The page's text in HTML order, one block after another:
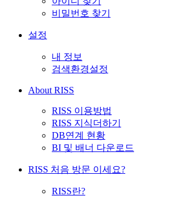
비밀번호 찾기
설정
내 정보
검색환경설정
About RISS
RISS 이용방법
RISS 지식더하기
DB연계 현황
BI 및 배너 다운로드
RISS 처음 방문 이세요?
RISS란?